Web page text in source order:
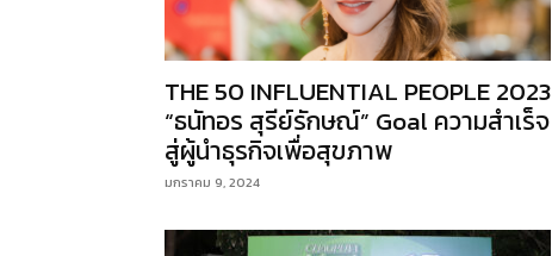
THE 50 INFLUENTIAL PEOPLE 2023
“ธนัทอร สุรีย์รักษณ์” Goal ความสำเร็จ
สู่ผู้นำธุรกิจเพื่อสุขภาพ
มกราคม 9, 2024